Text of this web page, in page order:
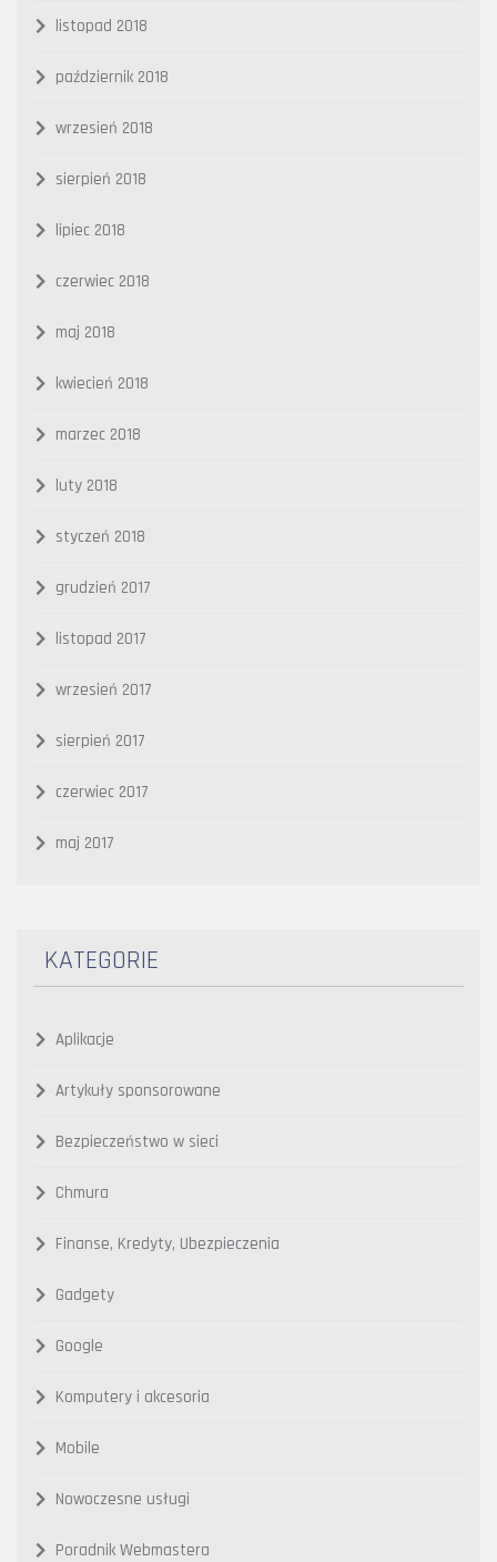
listopad 2018
październik 2018
wrzesień 2018
sierpień 2018
lipiec 2018
czerwiec 2018
maj 2018
kwiecień 2018
marzec 2018
luty 2018
styczeń 2018
grudzień 2017
listopad 2017
wrzesień 2017
sierpień 2017
czerwiec 2017
maj 2017
KATEGORIE
Aplikacje
Artykuły sponsorowane
Bezpieczeństwo w sieci
Chmura
Finanse, Kredyty, Ubezpieczenia
Gadgety
Google
Komputery i akcesoria
Mobile
Nowoczesne usługi
Poradnik Webmastera